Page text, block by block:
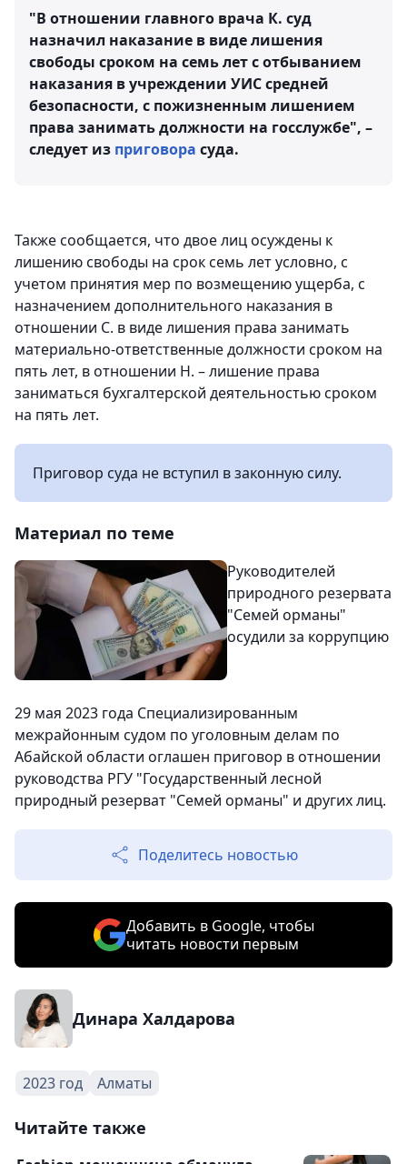
"В отношении главного врача К. суд
назначил наказание в виде лишения
свободы сроком на семь лет с отбыванием
наказания в учреждении УИС средней
безопасности, с пожизненным лишением
права занимать должности на госслужбе", –
следует из приговора суда.
Также сообщается, что двое лиц осуждены к
лишению свободы на срок семь лет условно, с
учетом принятия мер по возмещению ущерба, с
назначением дополнительного наказания в
отношении С. в виде лишения права занимать
материально-ответственные должности сроком на
пять лет, в отношении Н. – лишение права
заниматься бухгалтерской деятельностью сроком
на пять лет.
Приговор суда не вступил в законную силу.
Материал по теме
Руководителей
природного резервата
"Семей орманы"
осудили за коррупцию
29 мая 2023 года Специализированным
межрайонным судом по уголовным делам по
Абайской области оглашен приговор в отношении
руководства РГУ "Государственный лесной
природный резерват "Семей орманы" и других лиц.
Поделитесь новостью
Добавить в Google, чтобы
читать новости первым
Динара Халдарова
2023 год Алматы
Читайте также